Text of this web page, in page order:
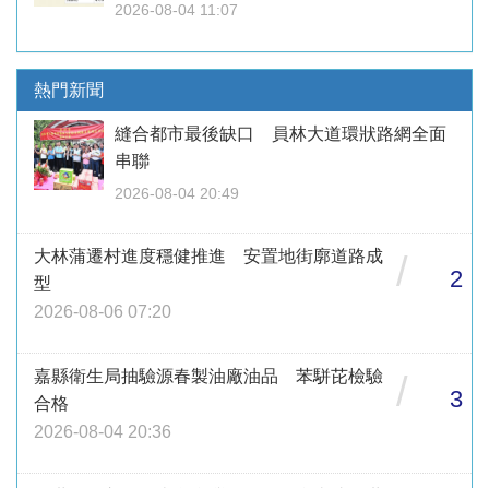
2026-08-04 11:07
熱門新聞
縫合都市最後缺口 員林大道環狀路網全面
串聯
2026-08-04 20:49
大林蒲遷村進度穩健推進 安置地街廓道路成
型
2026-08-06 07:20
/ 2
嘉縣衛生局抽驗源春製油廠油品 苯駢芘檢驗
合格
2026-08-04 20:36
/ 3